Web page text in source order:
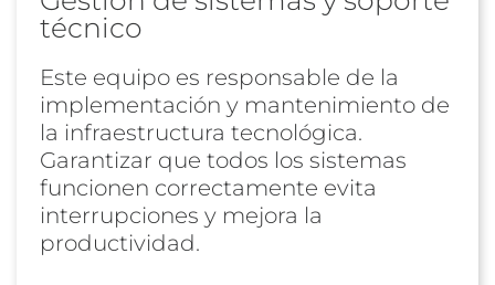
técnico
Este equipo es responsable de la
implementación y mantenimiento de
la infraestructura tecnológica.
Garantizar que todos los sistemas
funcionen correctamente evita
interrupciones y mejora la
productividad.